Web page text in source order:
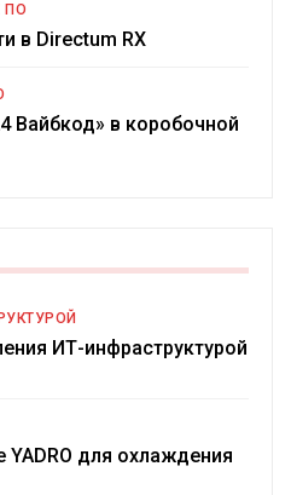
ПО
в Directum RX
Вайбкод» в коробочной
ИТ-инфраструктурой
для охлаждения